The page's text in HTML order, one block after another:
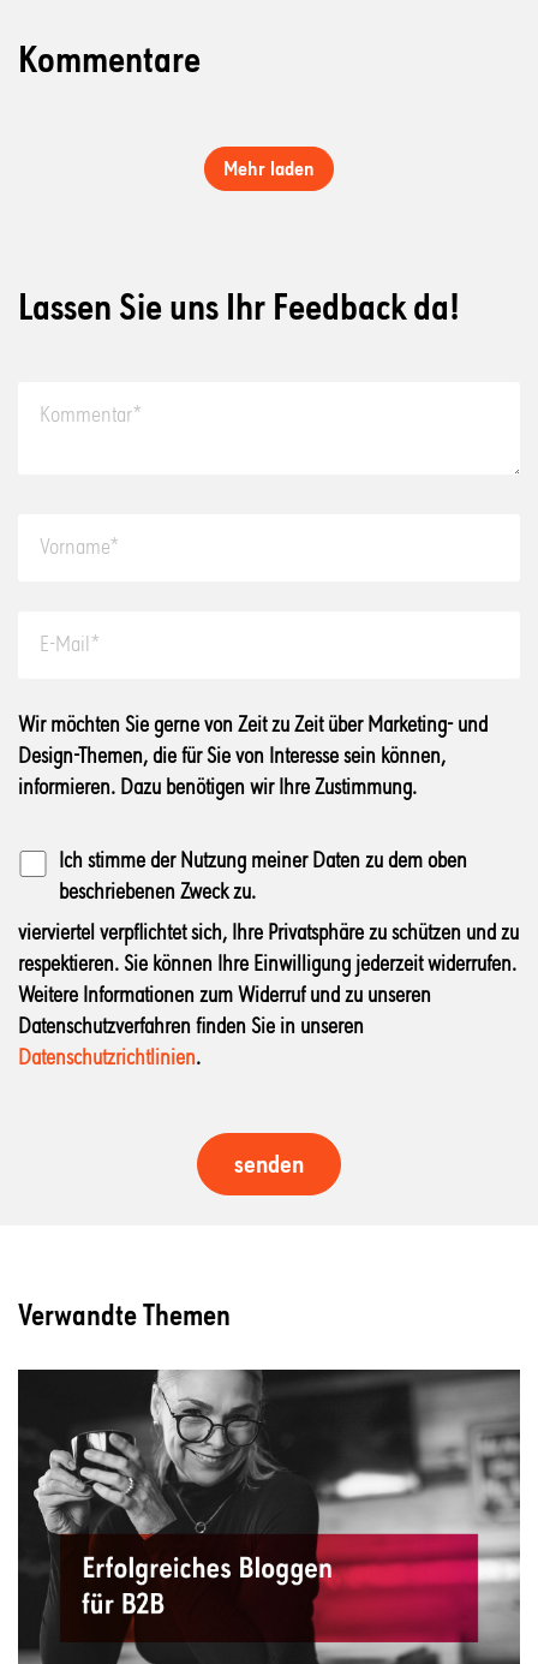
Kommentare
Mehr laden
Lassen Sie uns Ihr Feedback da!
Wir möchten Sie gerne von Zeit zu Zeit über Marketing- und
Design-Themen, die für Sie von Interesse sein können,
informieren. Dazu benötigen wir Ihre Zustimmung.
Ich stimme der Nutzung meiner Daten zu dem oben
beschriebenen Zweck zu.
vierviertel verpflichtet sich, Ihre Privatsphäre zu schützen und zu
respektieren. Sie können Ihre Einwilligung jederzeit widerrufen.
Weitere Informationen zum Widerruf und zu unseren
Datenschutzverfahren finden Sie in unseren
Datenschutzrichtlinien.
Verwandte Themen